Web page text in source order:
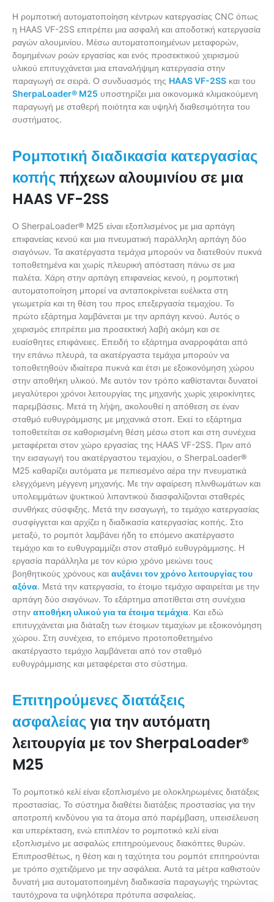
Η ρομποτική αυτοματοποίηση κέντρων κατεργασίας CNC όπως
η HAAS VF-2SS επιτρέπει μια ασφαλή και αποδοτική κατεργασία
ραγών αλουμινίου. Μέσω αυτοματοποιημένων μεταφορών,
δομημένων ροών εργασίας και ενός προσεκτικού χειρισμού
υλικού επιτυγχάνεται μια επαναλήψιμη κατεργασία στην
παραγωγή σε σειρά. Ο συνδυασμός της HAAS VF-2SS και του
SherpaLoader® M25 υποστηρίζει μια οικονομικά κλιμακούμενη
παραγωγή με σταθερή ποιότητα και υψηλή διαθεσιμότητα του
συστήματος.
Ρομποτική διαδικασία κατεργασίας
κοπής πήχεων αλουμινίου σε μια
HAAS VF-2SS
Ο SherpaLoader® M25 είναι εξοπλισμένος με μια αρπάγη
επιφανείας κενού και μια πνευματική παράλληλη αρπάγη δύο
σιαγόνων. Τα ακατέργαστα τεμάχια μπορούν να διατεθούν πυκνά
τοποθετημένα και χωρίς πλευρική απόσταση πάνω σε μια
παλέτα. Χάρη στην αρπάγη επιφανείας κενού, η ρομποτική
αυτοματοποίηση μπορεί να ανταποκρίνεται ευέλικτα στη
γεωμετρία και τη θέση του προς επεξεργασία τεμαχίου. Το
πρώτο εξάρτημα λαμβάνεται με την αρπάγη κενού. Αυτός ο
χειρισμός επιτρέπει μια προσεκτική λαβή ακόμη και σε
ευαίσθητες επιφάνειες. Επειδή το εξάρτημα αναρροφάται από
την επάνω πλευρά, τα ακατέργαστα τεμάχια μπορούν να
τοποθετηθούν ιδιαίτερα πυκνά και έτσι με εξοικονόμηση χώρου
στην αποθήκη υλικού. Με αυτόν τον τρόπο καθίστανται δυνατοί
μεγαλύτεροι χρόνοι λειτουργίας της μηχανής χωρίς χειροκίνητες
παρεμβάσεις. Μετά τη λήψη, ακολουθεί η απόθεση σε έναν
σταθμό ευθυγράμμισης με μηχανικά στοπ. Εκεί το εξάρτημα
τοποθετείται σε καθορισμένη θέση μέσω στοπ και στη συνέχεια
μεταφέρεται στον χώρο εργασίας της HAAS VF-2SS. Πριν από
την εισαγωγή του ακατέργαστου τεμαχίου, ο SherpaLoader®
M25 καθαρίζει αυτόματα με πεπιεσμένο αέρα την πνευματικά
ελεγχόμενη μέγγενη μηχανής. Με την αφαίρεση πλινθωμάτων και
υπολειμμάτων ψυκτικού λιπαντικού διασφαλίζονται σταθερές
συνθήκες σύσφιξης. Μετά την εισαγωγή, το τεμάχιο κατεργασίας
συσφίγγεται και αρχίζει η διαδικασία κατεργασίας κοπής. Στο
μεταξύ, το ρομπότ λαμβάνει ήδη το επόμενο ακατέργαστο
τεμάχιο και το ευθυγραμμίζει στον σταθμό ευθυγράμμισης. Η
εργασία παράλληλα με τον κύριο χρόνο μειώνει τους
βοηθητικούς χρόνους και αυξάνει τον χρόνο λειτουργίας του
αξόνα. Μετά την κατεργασία, το έτοιμο τεμάχιο αφαιρείται με την
αρπάγη δύο σιαγόνων. Το εξάρτημα αποτίθεται στη συνέχεια
στην αποθήκη υλικού για τα έτοιμα τεμάχια. Και εδώ
επιτυγχάνεται μια διάταξη των έτοιμων τεμαχίων με εξοικονόμηση
χώρου. Στη συνέχεια, το επόμενο προτοποθετημένο
ακατέργαστο τεμάχιο λαμβάνεται από τον σταθμό
ευθυγράμμισης και μεταφέρεται στο σύστημα.
Επιτηρούμενες διατάξεις
ασφαλείας για την αυτόματη
λειτουργία με τον SherpaLoader®
M25
Το ρομποτικό κελί είναι εξοπλισμένο με ολοκληρωμένες διατάξεις
προστασίας. Το σύστημα διαθέτει διατάξεις προστασίας για την
αποτροπή κινδύνου για τα άτομα από παρέμβαση, υπεισέλευση
και υπερέκταση, ενώ επιπλέον το ρομποτικό κελί είναι
εξοπλισμένο με ασφαλώς επιτηρούμενους διακόπτες θυρών.
Επιπροσθέτως, η θέση και η ταχύτητα του ρομπότ επιτηρούνται
με τρόπο σχετιζόμενο με την ασφάλεια. Αυτά τα μέτρα καθιστούν
δυνατή μια αυτοματοποιημένη διαδικασία παραγωγής τηρώντας
ταυτόχρονα τα υψηλότερα πρότυπα ασφαλείας.